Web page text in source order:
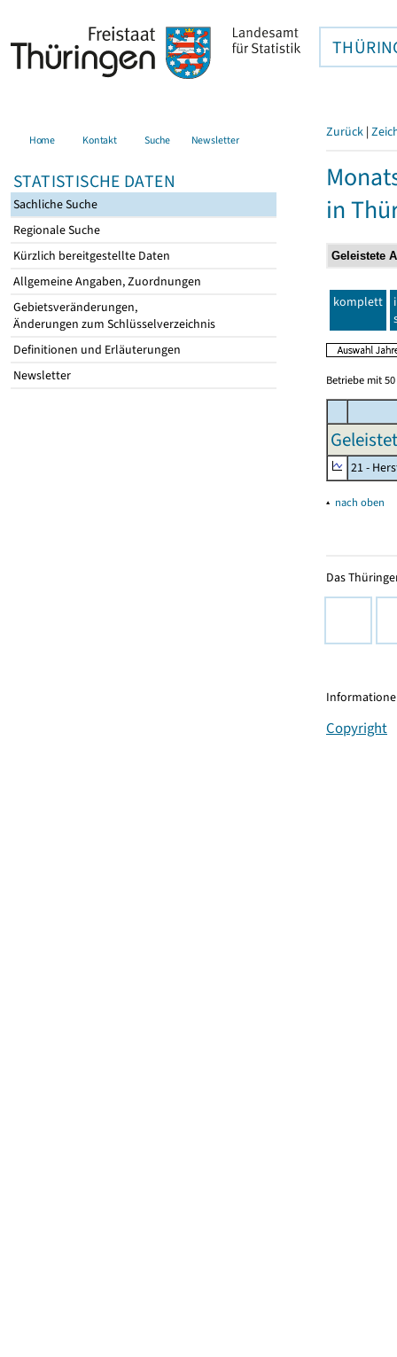
Home Kontakt Suche Newsletter
STATISTISCHE DATEN
Sachliche Suche
Regionale Suche
Kürzlich bereitgestellte Daten
Allgemeine Angaben, Zuordnungen
Gebietsveränderungen,
Änderungen zum Schlüsselverzeichnis
Definitionen und Erläuterungen
Newsletter
Zurück |
in
komplett
Betriebe mit
21 -
▴ nach oben
Das
Copyright